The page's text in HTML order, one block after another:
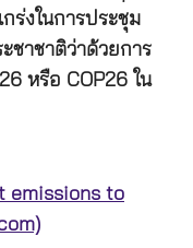
ร่งในการประชุม
าชาติว่าด้วยการ
หรือ COP26 ใน
emissions to